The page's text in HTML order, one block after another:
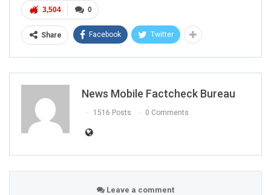
0
3,504
Share Facebook Twitter
News Mobile Factcheck Bureau
1516 Posts 0 Comments
Leave a comment